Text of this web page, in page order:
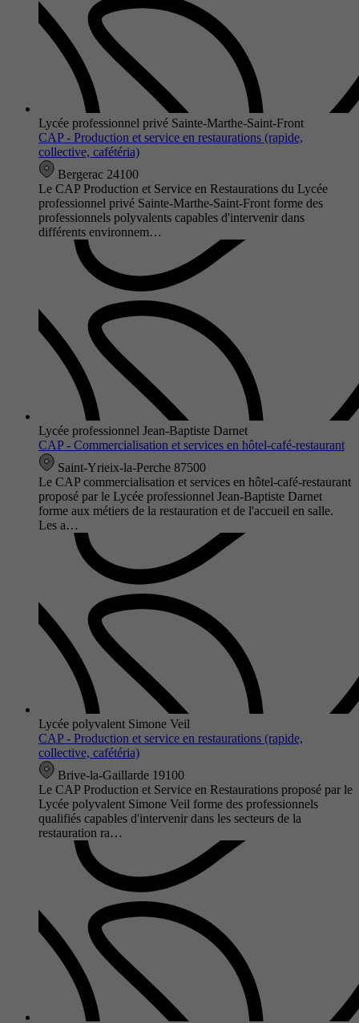
Lycée professionnel privé Sainte-Marthe-Saint-Front
CAP - Production et service en restaurations (rapide,
collective, cafétéria)
Bergerac 24100
Le CAP Production et Service en Restaurations du Lycée
professionnel privé Sainte-Marthe-Saint-Front forme des
professionnels polyvalents capables d'intervenir dans
différents environnem…
Lycée professionnel Jean-Baptiste Darnet
CAP - Commercialisation et services en hôtel-café-restaurant
Saint-Yrieix-la-Perche 87500
Le CAP commercialisation et services en hôtel-café-restaurant
proposé par le Lycée professionnel Jean-Baptiste Darnet
forme aux métiers de la restauration et de l'accueil en salle.
Les a…
Lycée polyvalent Simone Veil
CAP - Production et service en restaurations (rapide,
collective, cafétéria)
Brive-la-Gaillarde 19100
Le CAP Production et Service en Restaurations proposé par le
Lycée polyvalent Simone Veil forme des professionnels
qualifiés capables d'intervenir dans les secteurs de la
restauration ra…